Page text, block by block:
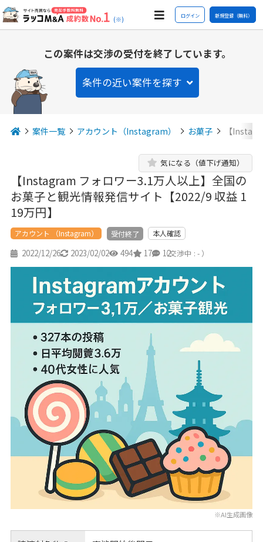
(※) ログイン 新規登録（無料）
この案件は交渉の受付を終了しています。
条件の近い案件を探す
案件一覧 アカウント（Instagram） お菓子 【
【Instagram フォロワー3.1万人以上】全国の
お菓子と観光情報発信サイト【2022/9 収益 1
19万円】
気になる（値下げ通知）
アカウント （Instagram） 受付終了 本人確認
2022/12/26 2023/02/02 494 17 12
（交渉中 : - ）
※AI生成画像